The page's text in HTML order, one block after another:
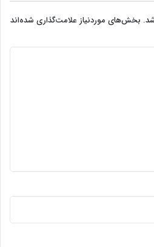
بخش‌های موردنیاز علامت‌گذاری شده‌اند